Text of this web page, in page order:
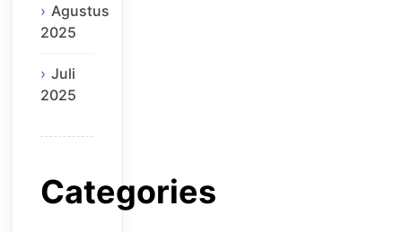
Agustus
2025
Juli
2025
Categories